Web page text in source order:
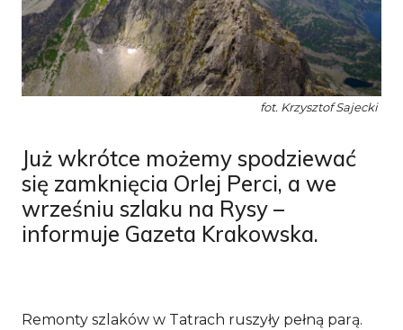
fot. Krzysztof Sajecki
Już wkrótce możemy spodziewać
się zamknięcia Orlej Perci, a we
wrześniu szlaku na Rysy –
informuje Gazeta Krakowska.
Remonty szlaków w Tatrach ruszyły pełną parą.